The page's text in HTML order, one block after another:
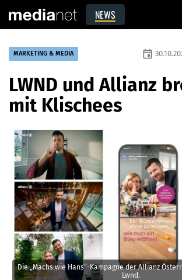
NEWS
Die „Machs wie Hans“-Kampagne der Allianz
Lwnd.
MARKETING & MEDIA event
LWND und Allianz
mit Klischees